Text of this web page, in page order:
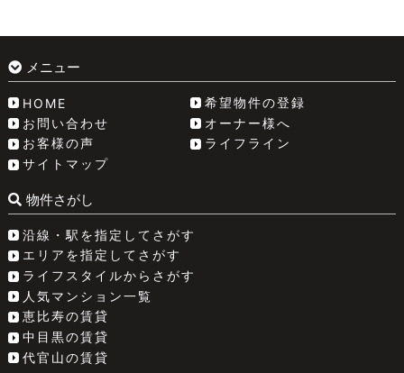
メニュー
HOME
希望物件の登録
お問い合わせ
オーナー様へ
お客様の声
ライフライン
サイトマップ
物件さがし
沿線・駅を指定してさがす
エリアを指定してさがす
ライフスタイルからさがす
人気マンション一覧
恵比寿の賃貸
中目黒の賃貸
代官山の賃貸